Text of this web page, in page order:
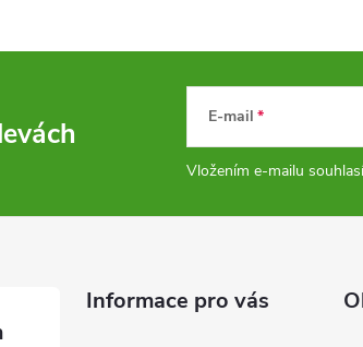
E-mail
Vložením e-mailu
Informace pro vás